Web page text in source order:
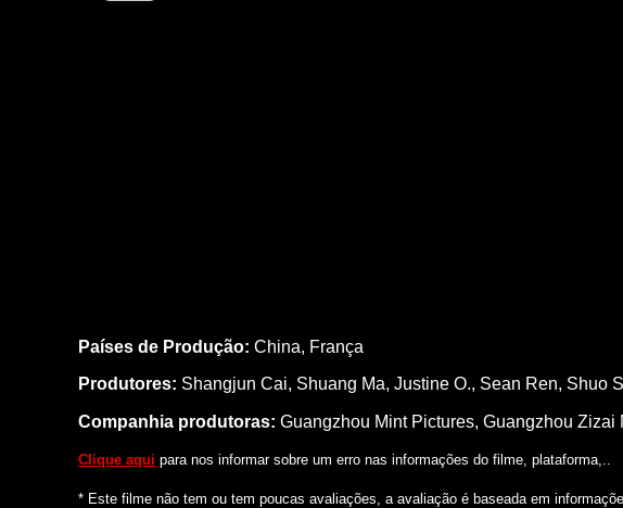
Países de Produção: China, França
Produtores: Shangjun Cai, Shuang Ma, Justine O., Sean Ren, Shuo
Companhia produtoras: Guangzhou Mint Pictures, Guangzhou Zizai
Clique aqui para nos informar sobre um erro nas informações do filme, plataforma,..
* Este filme não tem ou tem poucas avaliações, a avaliação é baseada em